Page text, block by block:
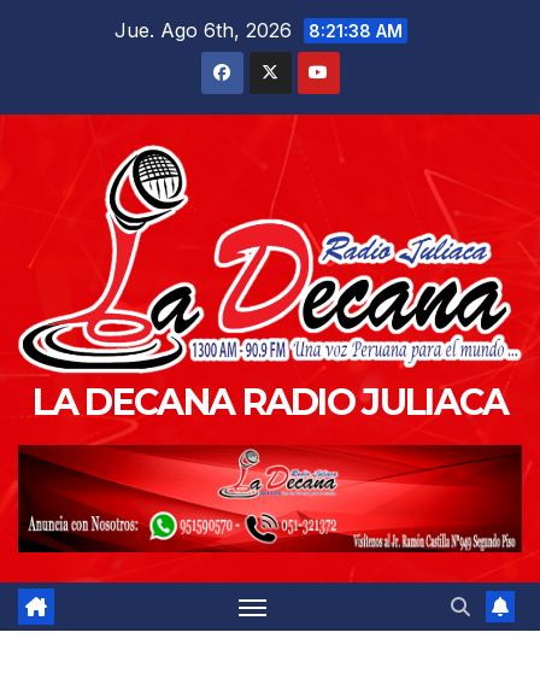
Jue. Ago 6th, 2026 8:21:39 AM
LA DECANA RADIO JULIACA